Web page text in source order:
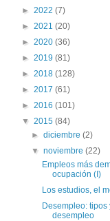
► 2022 (7)
► 2021 (20)
► 2020 (36)
► 2019 (81)
► 2018 (128)
► 2017 (61)
► 2016 (101)
▼ 2015 (84)
►diciembre(2)
▼noviembre(22)
Empleos más
ocupación (I)
Los estudios, el
Desempleo: tipos
desempleo